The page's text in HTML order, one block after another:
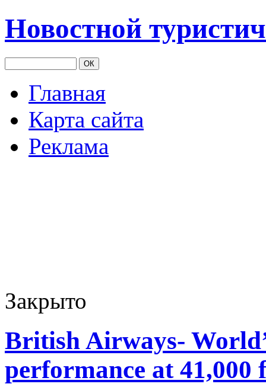
Новостной
Главная
Карта сайта
Реклама
Закрыто
British Airways-
performance at 41,000